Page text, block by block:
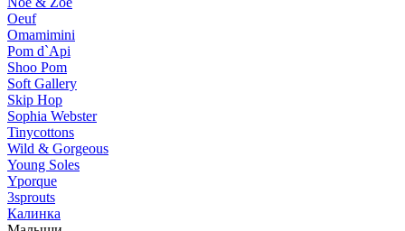
Oeuf
Omamimini
Pom d`Api
Shoo Pom
Soft Gallery
Skip Hop
Sophia Webster
Tinycottons
Wild & Gorgeous
Young Soles
Yporque
3sprouts
Калинка